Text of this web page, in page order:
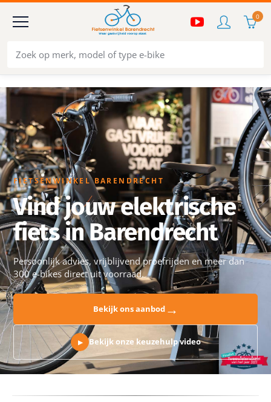
0
FIETSENWINKEL BARENDRECHT
Vind jouw elektrische
fiets in Barendrecht
Persoonlijk advies, vrijblijvend proefrijden en meer dan
300 e-bikes direct uit voorraad.
Bekijk ons aanbod→
▶ Bekijk onze keuzehulp video